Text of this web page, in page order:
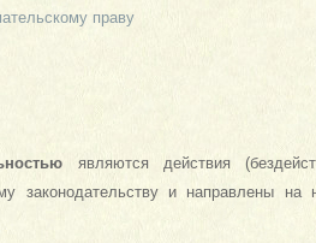
праву
являются действия
законодательству и направлены